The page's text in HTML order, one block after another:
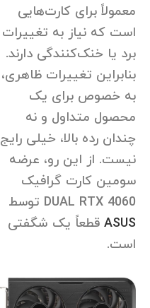
معمولاً برای کارت‌هایی
است که نیاز به تغییرات
برد یا خنک‌کنندگی دارند.
بنابراین تغییرات ظاهری،
به خصوص برای یک
محصول متداول و نه
چندان رده بالا، خیلی رایج
نیست. از این رو، عرضه
سومین کارت گرافیک
DUAL RTX 4060 توسط
ASUS قطعاً یک شگفتی
است.